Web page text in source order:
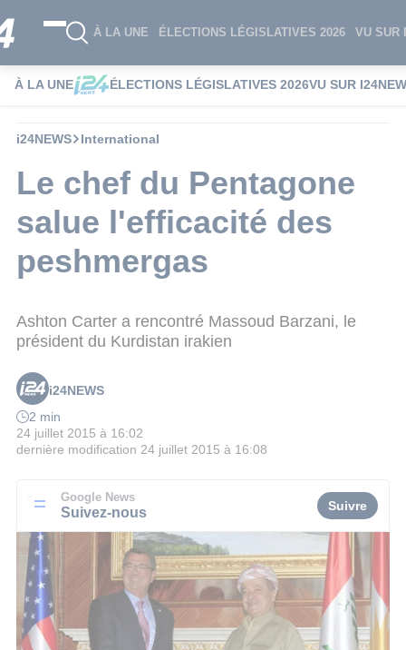
À LA UNE ÉLECTIONS LÉGISLATIVES 2026 VU SUR
À LA UNE ÉLECTIONS LÉGISLATIVES 2026VU SUR
i24NEWS International
Le chef du Pentagone
salue l'efficacité des
peshmergas
Ashton Carter a rencontré Massoud Barzani, le
président du Kurdistan irakien
i24NEWS
2 min
24 juillet 2015 à 16:02
dernière modification 24 juillet 2015 à 16:08
Google News
Suivez-nous Suivre